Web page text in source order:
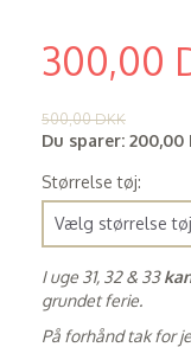
300,00
500,00 DKK
Du sparer: 200,00
Størrelse tøj:
I uge 31, 32 & 33
grundet ferie.
På forhånd tak for